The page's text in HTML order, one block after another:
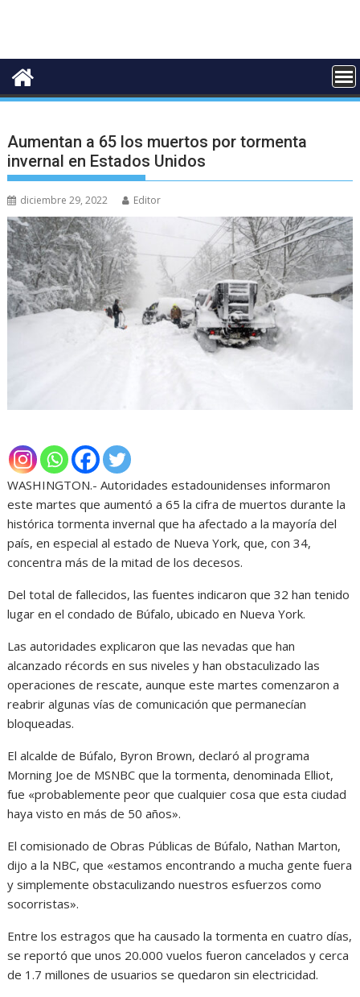
Aumentan a 65 los muertos por tormenta
invernal en Estados Unidos
diciembre 29, 2022 Editor
WASHINGTON.- Autoridades estadounidenses informaron
este martes que aumentó a 65 la cifra de muertos durante la
histórica tormenta invernal que ha afectado a la mayoría del
país, en especial al estado de Nueva York, que, con 34,
concentra más de la mitad de los decesos.
Del total de fallecidos, las fuentes indicaron que 32 han tenido
lugar en el condado de Búfalo, ubicado en Nueva York.
Las autoridades explicaron que las nevadas que han
alcanzado récords en sus niveles y han obstaculizado las
operaciones de rescate, aunque este martes comenzaron a
reabrir algunas vías de comunicación que permanecían
bloqueadas.
El alcalde de Búfalo, Byron Brown, declaró al programa
Morning Joe de MSNBC que la tormenta, denominada Elliot,
fue «probablemente peor que cualquier cosa que esta ciudad
haya visto en más de 50 años».
El comisionado de Obras Públicas de Búfalo, Nathan Marton,
dijo a la NBC, que «estamos encontrando a mucha gente fuera
y simplemente obstaculizando nuestros esfuerzos como
socorristas».
Entre los estragos que ha causado la tormenta en cuatro días,
se reportó que unos 20.000 vuelos fueron cancelados y cerca
de 1.7 millones de usuarios se quedaron sin electricidad.